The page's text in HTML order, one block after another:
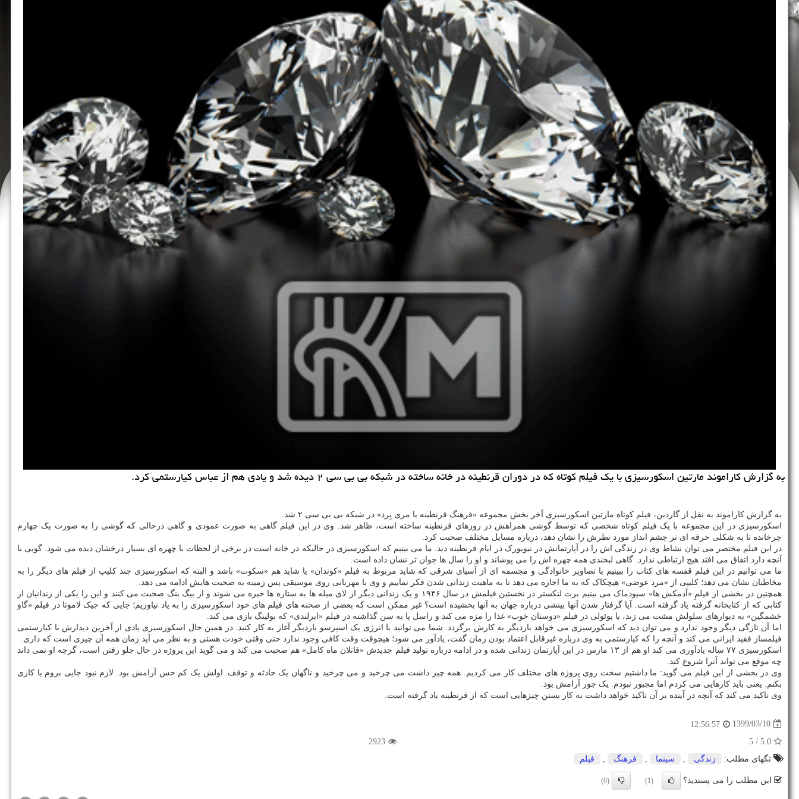
به گزارش كاراموند مارتین اسكورسیزی با یك فیلم كوتاه كه در دوران قرنطینه در خانه ساخته در شبكه بی بی سی ۲ دیده شد و یادی هم از عباس كیارستمی كرد.
به گزارش کاراموند به نقل از گاردین، فیلم کوتاه مارتین اسکورسیزی آخر بخش مجموعه «فرهنگ قرنطینه با مری بِرد» در شبکه بی بی سی ۲ شد.
اسکورسیزی در این مجموعه با یک فیلم کوتاه شخصی که توسط گوشی همراهش در روزهای قرنطینه ساخته است، ظاهر شد. وی در این فیلم گاهی به صورت عمودی و گاهی درحالی که گوشی را به صورت یک چهارم
چرخانده تا به شکلی حرفه ای تر چشم انداز مورد نظرش را نشان دهد، درباره مسایل مختلف صحبت کرد.
در این فیلم مختصر می توان نشاط وی در زندگی اش را در آپارتمانش در نیویورک در ایام قرنطینه دید. ما می بینیم که اسکورسیزی در حالیکه در خانه است در برخی از لحظات با چهره ای بسیار درخشان دیده می شود. گویی با
آنچه دارد اتفاق می افتد هیچ ارتباطی ندارد. گاهی لبخندی همه چهره اش را می پوشاند و او را سال ها جوان تر نشان داده است.
ما می توانیم در این فیلم قفسه های کتاب را ببینیم با تصاویر خانوادگی و مجسمه ای از آسیای شرقی که شاید مربوط به فیلم «کوندان» یا شاید هم «سکوت» باشد و البته که اسکورسیزی چند کلیپ از فیلم های دیگر را به
مخاطبان نشان می دهد؛ کلیپی از «مرد عوضی» هیچکاک که به ما اجازه می دهد تا به ماهیت زندانی شدن فکر نماییم و وی با مهربانی روی موسیقی پس زمینه به صحبت هایش ادامه می دهد.
همچنین در بخشی از فیلمِ «آدمکش ها» سیودماک می بینیم برت لنکستر در نخستین فیلمش در سال ۱۹۴۶ و یک زندانی دیگر از لای میله ها به ستاره ها خیره می شوند و از بیگ بنگ صحبت می کنند و این را یکی از زندانیان از
کتابی که از کتابخانه گرفته یاد گرفته است. آیا گرفتار شدن آنها بینشی درباره جهان به آنها بخشیده است؟ غیر ممکن است که بعضی از صحنه های فیلم های خود اسکورسیزی را به یاد نیاوریم؛ جایی که جیک لاموتا در فیلم «گاو
خشمگین» به دیوارهای سلولش مشت می زند، یا پوئولی در فیلم «دوستان خوب» غذا را مزه می کند و راسل پا به سن گذاشته در فیلم «ایرلندی» که بولینگ بازی می کند.
اما آن تازگی دیگر وجود ندارد و می توان دید که اسکورسیزی می خواهد باردیگر به کارش برگردد. شما می توانید با انرژی یک اسپرسو باردیگر آغاز به کار کنید. در همین حال اسکورسیزی یادی از آخرین دیدارش با کیارستمی
فیلمساز فقید ایرانی می کند و آنچه را که کیارستمی به وی درباره غیرقابل اعتماد بودن زمان گفت، یادآور می شود؛ هیچوقت وقت کافی وجود ندارد حتی وقتی خودت هستی و به نظر می آید زمان همه آن چیزی است که داری.
اسکورسیزی ۷۷ ساله یادآوری می کند او هم از ۱۳ مارس در این آپارتمان زندانی شده و در ادامه درباره تولید فیلم جدیدش «قاتلان ماه کامل» هم صحبت می کند و می گوید این پروژه در حال جلو رفتن است، گرچه او نمی داند
چه موقع می تواند آنرا شروع کند.
وی در بخشی از این فیلم می گوید: ما داشتیم سخت روی پروژه های مختلف کار می کردیم. همه چیز داشت می چرخید و می چرخید و ناگهان یک حادثه و توقف. اولش یک کم حس آرامش بود. لازم نبود جایی بروم یا کاری
بکنم. یعنی باید کارهایی می کردم اما مجبور نبودم. یک جور آرامش بود.
وی تاکید می کند که آنچه در آینده بر آن تاکید خواهد داشت به کار بستن چیزهایی است که از قرنطینه یاد گرفته است.
1399/03/10
12:56:57
5.0
/ 5
2923
تگهای مطلب:
زندگی سینما فرهنگ فیلم
این مطلب را می پسندید؟ (1)
(0)